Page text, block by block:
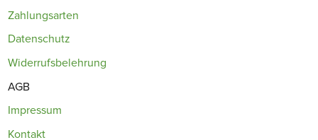
Zahlungsarten
Datenschutz
Widerrufsbelehrung
AGB
Impressum
Kontakt